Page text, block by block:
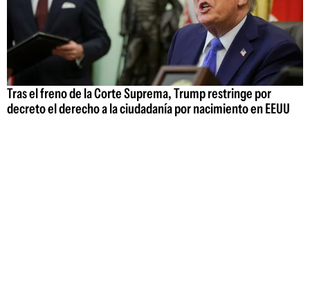
Tras el freno de la Corte Suprema, Trump restringe por
decreto el derecho a la ciudadanía por nacimiento en EEUU